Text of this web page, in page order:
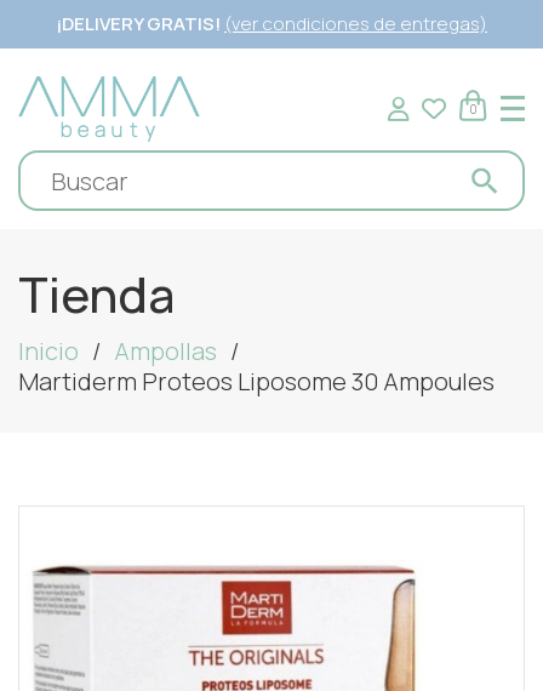
¡DELIVERY GRATIS! (ver condiciones de entregas)
0
Tienda
Inicio
Ampollas
Martiderm Proteos Liposome 30 Ampoules